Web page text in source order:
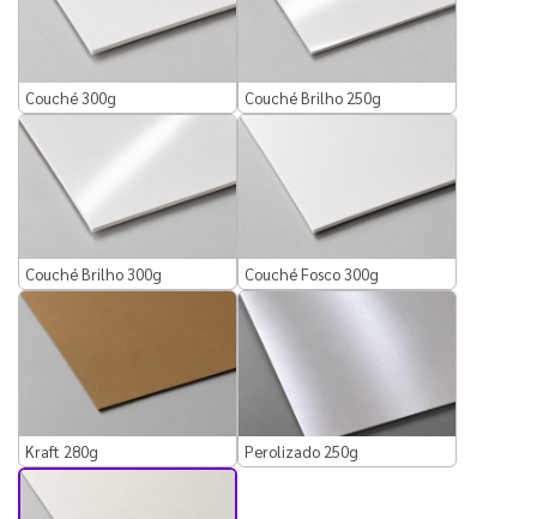
Couché 300g Couché Brilho 250g
Couché Brilho 300g Couché Fosco 300g
Kraft 280g Perolizado 250g